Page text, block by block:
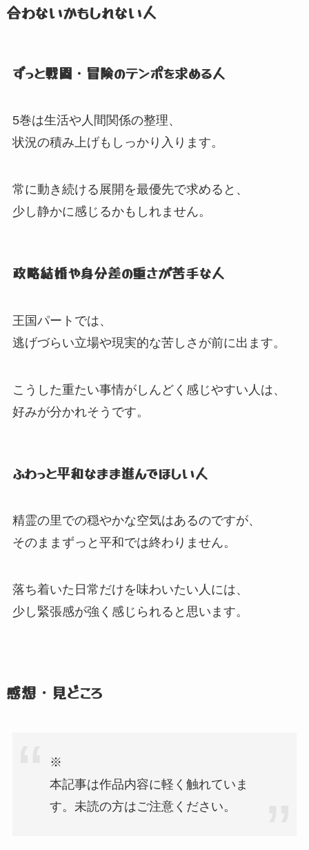
合わないかもしれない人
ずっと戦闘・冒険のテンポを求める人
5巻は生活や人間関係の整理、
状況の積み上げもしっかり入ります。
常に動き続ける展開を最優先で求めると、
少し静かに感じるかもしれません。
政略結婚や身分差の重さが苦手な人
王国パートでは、
逃げづらい立場や現実的な苦しさが前に出ます。
こうした重たい事情がしんどく感じやすい人は、
好みが分かれそうです。
ふわっと平和なまま進んでほしい人
精霊の里での穏やかな空気はあるのですが、
そのままずっと平和では終わりません。
落ち着いた日常だけを味わいたい人には、
少し緊張感が強く感じられると思います。
感想・見どころ
※
本記事は作品内容に軽く触れていま
す。 未読の方はご注意ください。